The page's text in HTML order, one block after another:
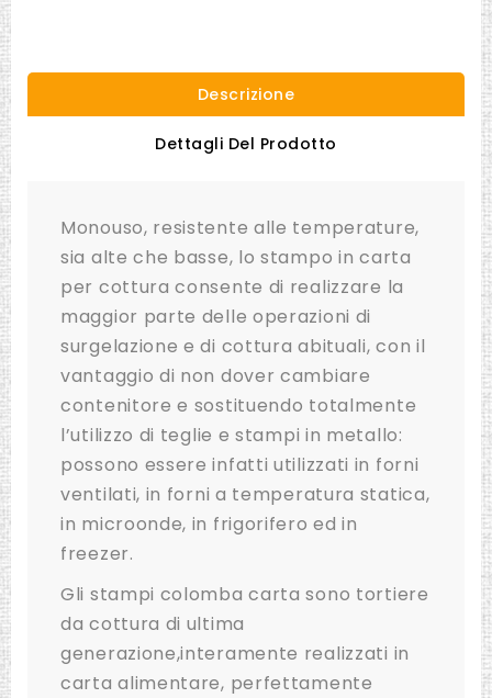
Descrizione
Dettagli Del Prodotto
Monouso, resistente alle temperature,
sia alte che basse, lo stampo in carta
per cottura consente di realizzare la
maggior parte delle operazioni di
surgelazione e di cottura abituali, con il
vantaggio di non dover cambiare
contenitore e sostituendo totalmente
l’utilizzo di teglie e stampi in metallo:
possono essere infatti utilizzati in forni
ventilati, in forni a temperatura statica,
in microonde, in frigorifero ed in
freezer.
Gli stampi colomba carta sono tortiere
da cottura di ultima
generazione,interamente realizzati in
carta alimentare, perfettamente